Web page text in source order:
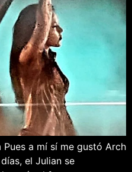
a mí sí me gustó Arch
el Julian se